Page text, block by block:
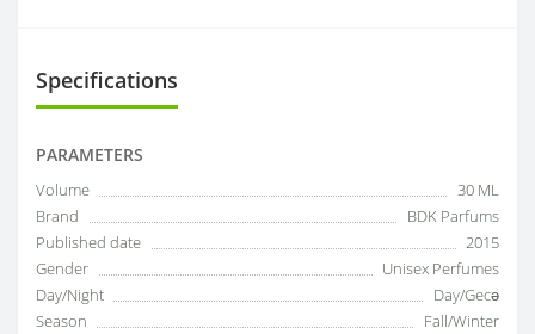
Specifications
PARAMETERS
Volume
30 ML
Brand
BDK Parfums
Published date
2015
Gender
Unisex Perfumes
Day/Night
Day/Gecə
Season
Fall/Winter